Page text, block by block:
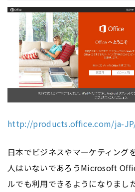
http://products.office.com/ja-
日本でビジネスやマーケティング
人はいないであろうMicrosoft
ルでも利用できるようになりました